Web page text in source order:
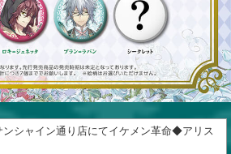
ンシャイン通り店にてイケメン革命◆アリス